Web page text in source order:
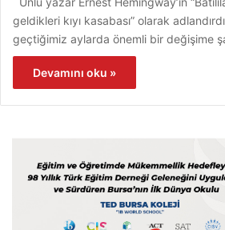
geldikleri kıyı kasabası” olarak
geçtiğimiz aylarda önemli bir değişime
Devamını oku »